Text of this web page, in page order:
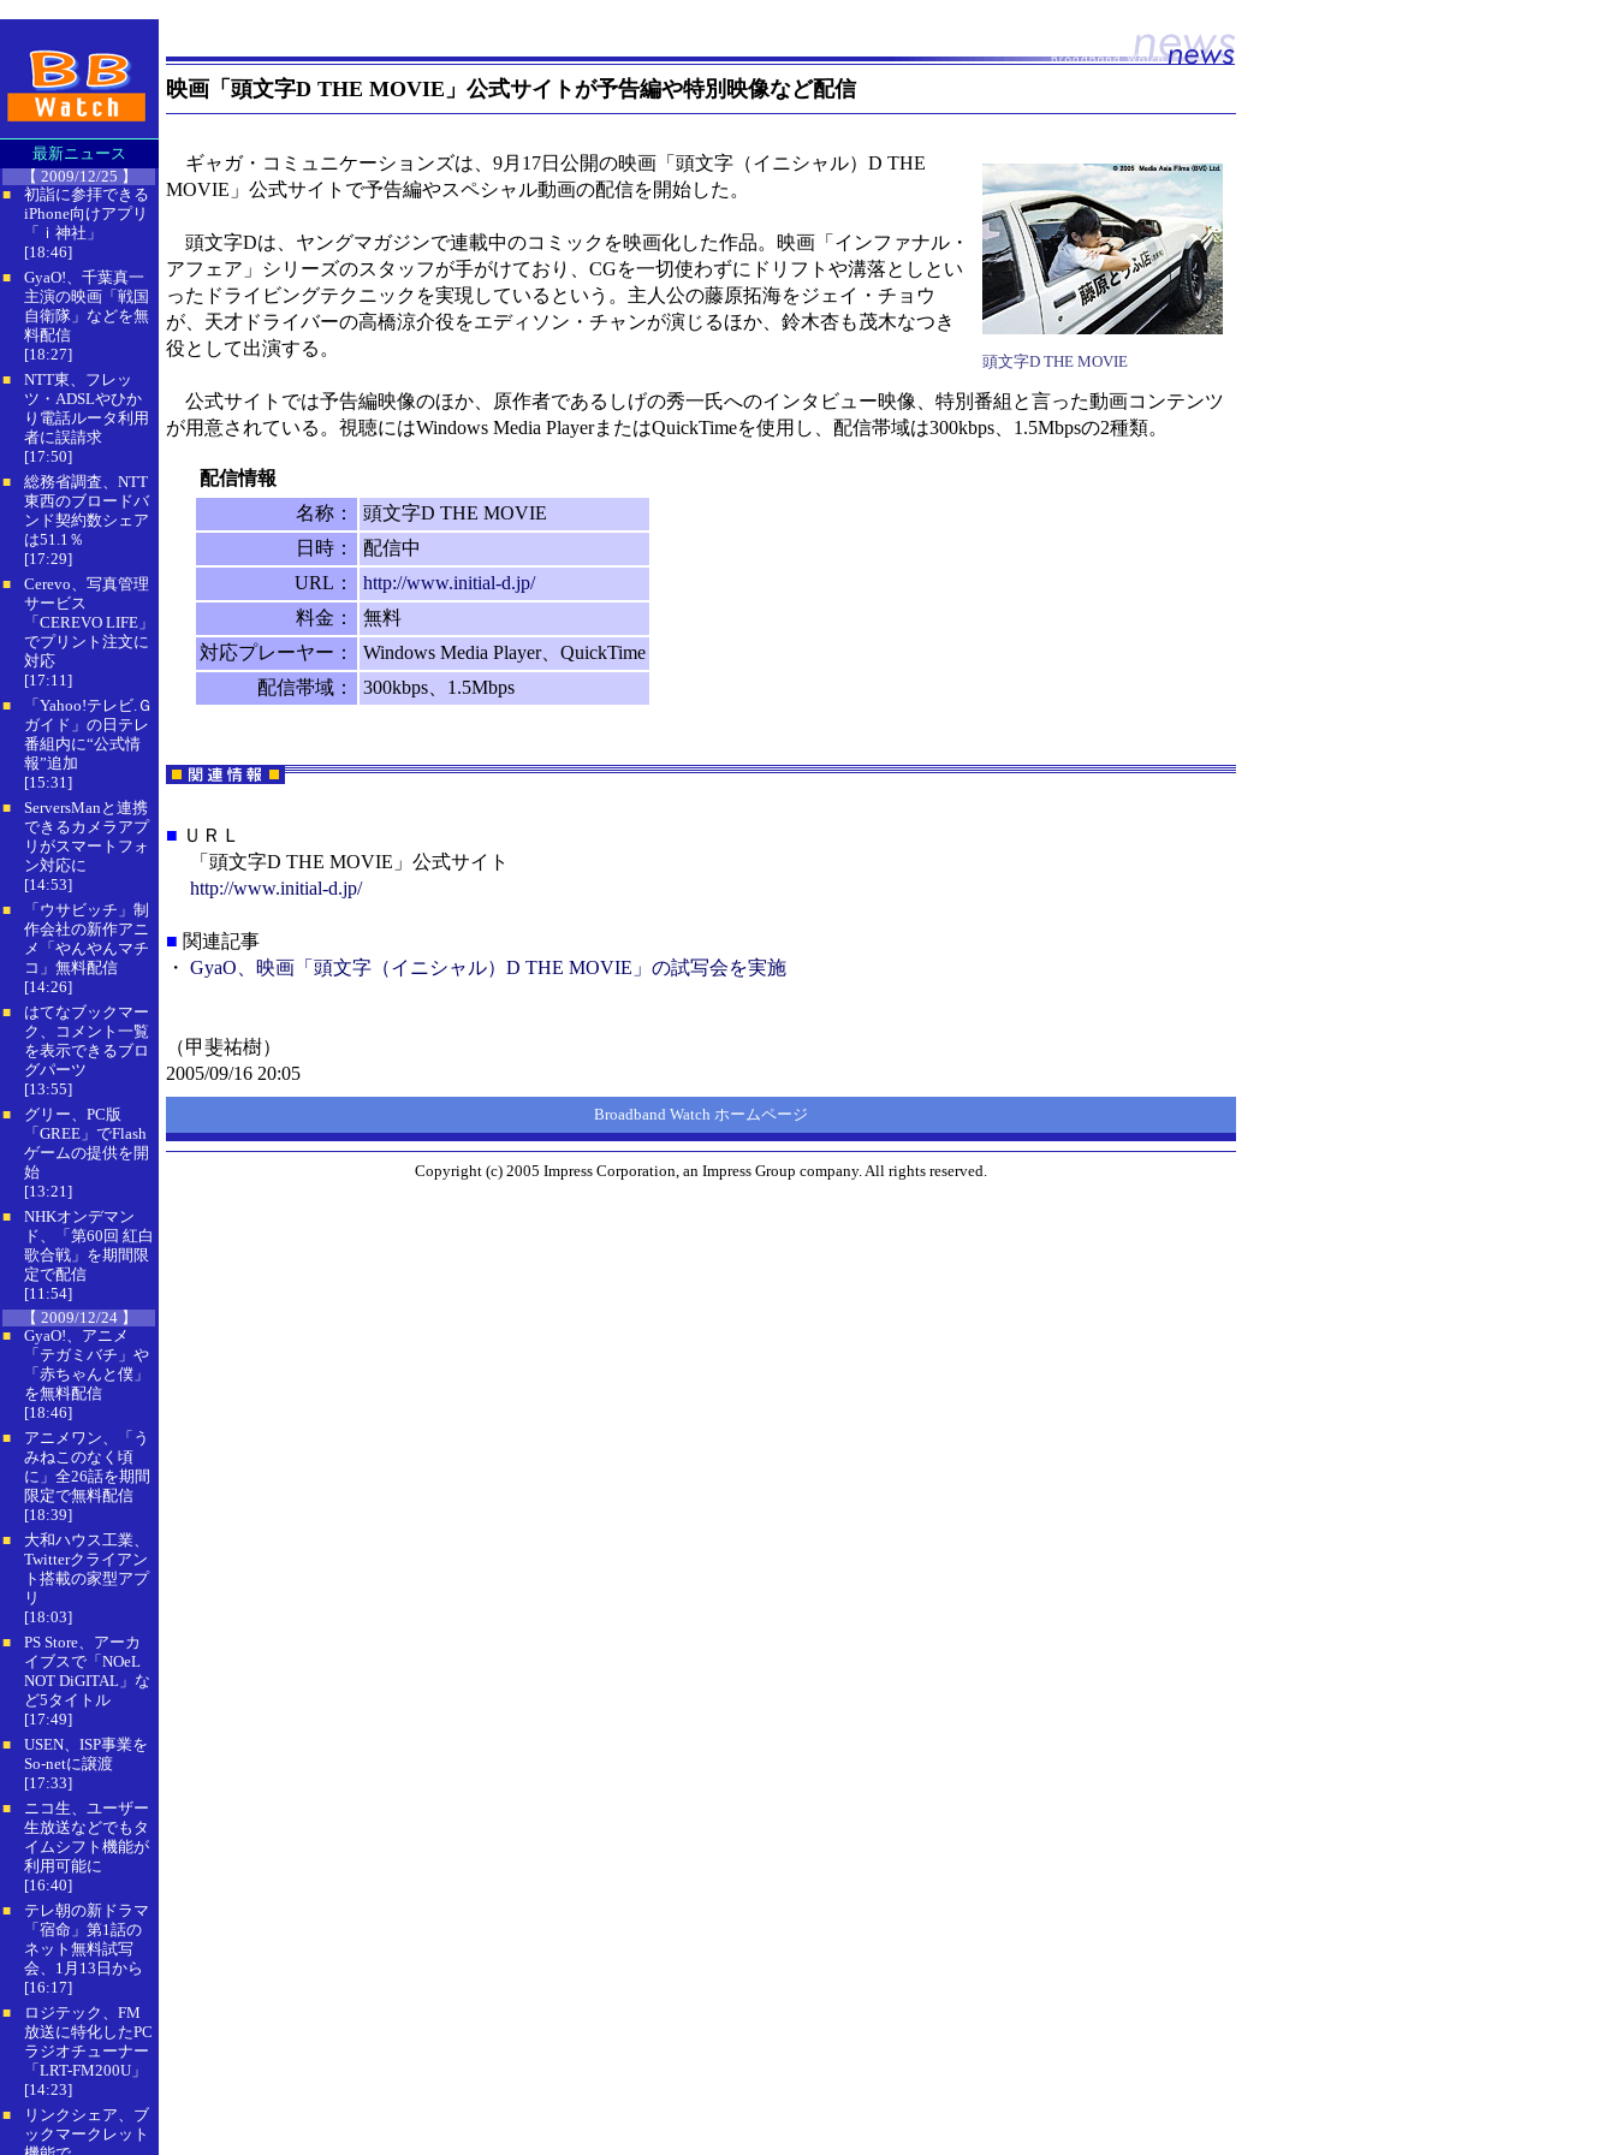
最新ニュース
【 2009/12/25 】
■
初詣に参拝できる
iPhone向けアプリ
「ｉ神社」
[18:46]
■
GyaO!、千葉真一
主演の映画「戦国
自衛隊」などを無
料配信
[18:27]
■
NTT東、フレッ
ツ・ADSLやひか
り電話ルータ利用
者に誤請求
[17:50]
■
総務省調査、NTT
東西のブロードバ
ンド契約数シェア
は51.1％
[17:29]
■
Cerevo、写真管理
サービス
「CEREVO LIFE」
でプリント注文に
対応
[17:11]
■
「Yahoo!テレビ.Ｇ
ガイド」の日テレ
番組内に“公式情
報”追加
[15:31]
■
ServersManと連携
できるカメラアプ
リがスマートフォ
ン対応に
[14:53]
■
「ウサビッチ」制
作会社の新作アニ
メ「やんやんマチ
コ」無料配信
[14:26]
■
はてなブックマー
ク、コメント一覧
を表示できるブロ
グパーツ
[13:55]
■
グリー、PC版
「GREE」でFlash
ゲームの提供を開
始
[13:21]
■
NHKオンデマン
ド、「第60回 紅白
歌合戦」を期間限
定で配信
[11:54]
【 2009/12/24 】
■
GyaO!、アニメ
「テガミバチ」や
「赤ちゃんと僕」
を無料配信
[18:46]
■
アニメワン、「う
みねこのなく頃
に」全26話を期間
限定で無料配信
[18:39]
■
大和ハウス工業、
Twitterクライアン
ト搭載の家型アプ
リ
[18:03]
■
PS Store、アーカ
イブスで「NOeL
NOT DiGITAL」な
ど5タイトル
[17:49]
■
USEN、ISP事業を
So-netに譲渡
[17:33]
■
ニコ生、ユーザー
生放送などでもタ
イムシフト機能が
利用可能に
[16:40]
■
テレ朝の新ドラマ
「宿命」第1話の
ネット無料試写
会、1月13日から
[16:17]
■
ロジテック、FM
放送に特化したPC
ラジオチューナー
「LRT-FM200U」
[14:23]
■
リンクシェア、ブ
ックマークレット
映画「頭文字D THE MOVIE」公式サイトが予告編や特別映像など配信
頭文字D THE MOVIE
ギャガ・コミュニケーションズは、9月17日公開の映画「頭文字（イニシャル）D THE
MOVIE」公式サイトで予告編やスペシャル動画の配信を開始した。
頭文字Dは、ヤングマガジンで連載中のコミックを映画化した作品。映画「インファナル・
アフェア」シリーズのスタッフが手がけており、CGを一切使わずにドリフトや溝落としとい
ったドライビングテクニックを実現しているという。主人公の藤原拓海をジェイ・チョウ
が、天才ドライバーの高橋涼介役をエディソン・チャンが演じるほか、鈴木杏も茂木なつき
役として出演する。
公式サイトでは予告編映像のほか、原作者であるしげの秀一氏へのインタビュー映像、特別番組と言った動画コンテンツ
が用意されている。視聴にはWindows Media PlayerまたはQuickTimeを使用し、配信帯域は300kbps、1.5Mbpsの2種類。
配信情報
名称：
頭文字D THE MOVIE
日時：
配信中
URL：
http://www.initial-d.jp/
料金：
無料
対応プレーヤー：
Windows Media Player、QuickTime
配信帯域：
300kbps、1.5Mbps
■ ＵＲＬ
「頭文字D THE MOVIE」公式サイト
http://www.initial-d.jp/
■ 関連記事
・ GyaO、映画「頭文字（イニシャル）D THE MOVIE」の試写会を実施
（甲斐祐樹）
2005/09/16 20:05
Broadband Watch ホームページ
Copyright (c) 2005 Impress Corporation, an Impress Group company. All rights reserved.